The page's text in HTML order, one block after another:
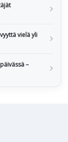
vielä yli
–